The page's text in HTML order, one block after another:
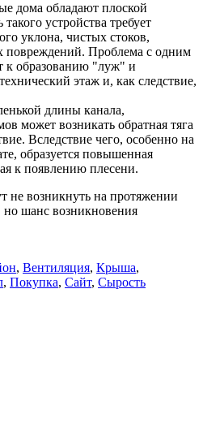
дома обладают плоской
устройства требует
уклона, чистых стоков,
повреждений. Проблема с одним
к образованию "луж" и
этаж и, как следствие,
длины канала,
может возникать обратная тяга
Вследствие чего, особенно на
образуется повышенная
к появлению плесени.
возникнуть на протяжении
но шанс возникновения
, Вентиляция, Крыша,
, Покупка, Сайт, Сырость